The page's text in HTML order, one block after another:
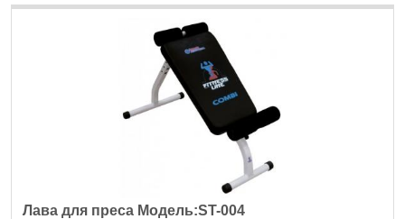
Лава для преса Модель:ST-004